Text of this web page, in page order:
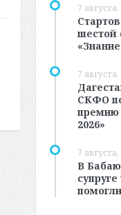
7
шестой
7
СКФО
премию
2026»
7
В